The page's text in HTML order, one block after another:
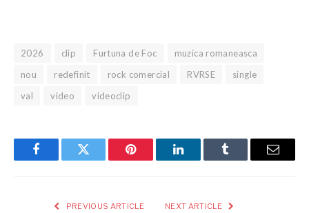
2026 clip Furtuna de Foc
muzica romaneasca
nou
redefinit rock comercial RVRSE
single
val
video videoclip
FacebookTwitter Pinterest LinkedInTumblr Email
PREVIOUS ARTICLE NEXT ARTICLE